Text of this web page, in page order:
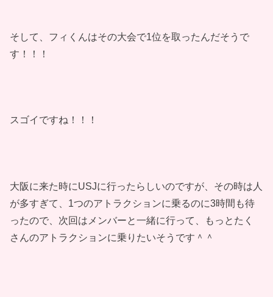
そして、フィくんはその大会で1位を取ったんだそうで
す！！！
スゴイですね！！！
大阪に来た時にUSJに行ったらしいのですが、その時は人
が多すぎて、1つのアトラクションに乗るのに3時間も待
ったので、次回はメンバーと一緒に行って、もっとたく
さんのアトラクションに乗りたいそうです＾＾